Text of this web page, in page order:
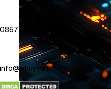
0867.800.878
info@lehuy.net